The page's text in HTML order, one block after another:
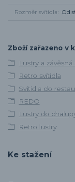
Rozměr svítidla Od
Zboží zařazeno v
Lustry a závěsná
Retro svítidla
Svítidla do
REDO
Lustry do
Retro lustry
Ke stažení